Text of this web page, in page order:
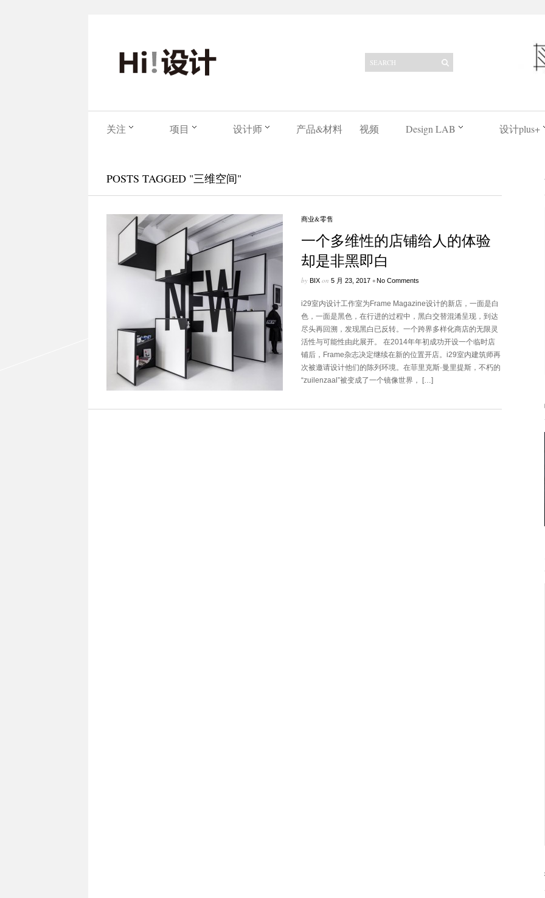
关注 项目 设计师 产品&材料 视频 Design LAB 设计plus+
POSTS TAGGED "三维空间"
商业&零售
一个多维性的店铺给人的体验
却是非黑即白
by BIXon 5 月 23, 2017 •No Comments
i29室内设计工作室为Frame Magazine设计的新店，一面是白
色，一面是黑色，在行进的过程中，黑白交替混淆呈现，到达
尽头再回溯，发现黑白已反转。一个跨界多样化商店的无限灵
活性与可能性由此展开。 在2014年年初成功开设一个临时店
铺后，Frame杂志决定继续在新的位置开店。i29室内建筑师再
次被邀请设计他们的陈列环境。在菲里克斯·曼里提斯，不朽的
“zuilenzaal”被变成了一个镜像世界， […]